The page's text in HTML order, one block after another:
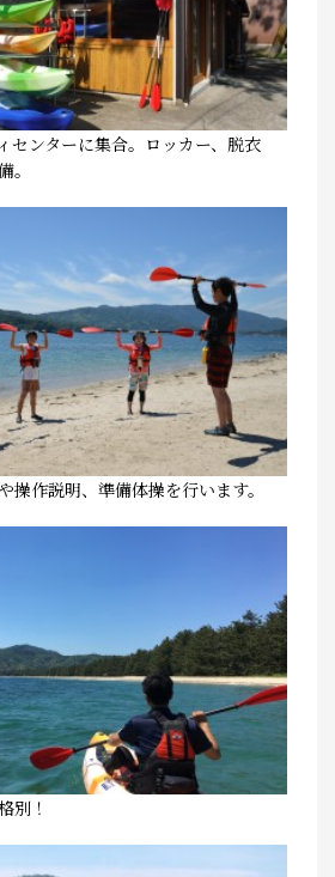
センターに集合。ロッカー、脱衣
。
操作説明、準備体操を行います。
別！